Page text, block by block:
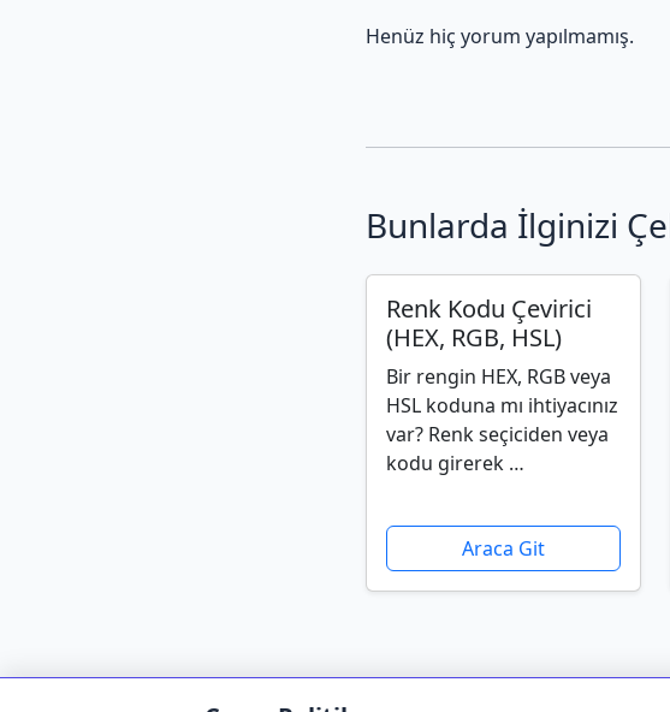
Henüz hiç yorum yapılmamış.
Bunlarda İlginizi
Renk Kodu Çevirici
(HEX, RGB, HSL)
Bir rengin HEX, RGB veya
HSL koduna mı ihtiyacınız
var? Renk seçiciden veya
kodu girerek …
Araca Git